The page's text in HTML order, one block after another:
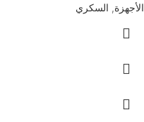
الأجهزة السكري